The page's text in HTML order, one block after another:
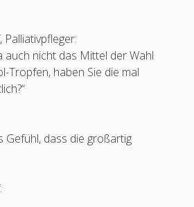
2284823
seit 2014 diese Seite besucht.
auch nicht das Mittel der Wahl
Tropfen, haben Sie die mal
Gefühl, dass die großartig